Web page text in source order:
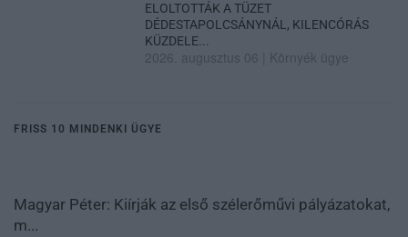
ELOLTOTTÁK A TÜZET
DÉDESTAPOLCSÁNYNÁL, KILENCÓRÁS
KÜZDELE...
2026. augusztus 06 Környék ügye
FRISS 10 MINDENKI ÜGYE
Magyar Péter: Kiírják az első szélerőművi pályázatokat,
m...